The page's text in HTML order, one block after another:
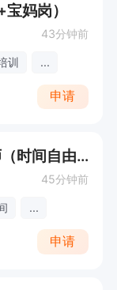
妈岗）
43分钟前
训 ...
申请
高薪诚聘艾灸师（学徒）美容师（时间自由+有无经验均可+可双休）
45分钟前
...
申请